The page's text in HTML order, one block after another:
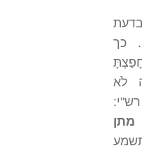
כך
לֹא
מתן